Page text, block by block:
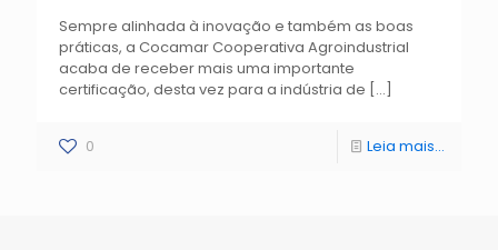
Sempre alinhada à inovação e também as boas
práticas, a Cocamar Cooperativa Agroindustrial
acaba de receber mais uma importante
certificação, desta vez para a indústria de […]
0 Leia mais...